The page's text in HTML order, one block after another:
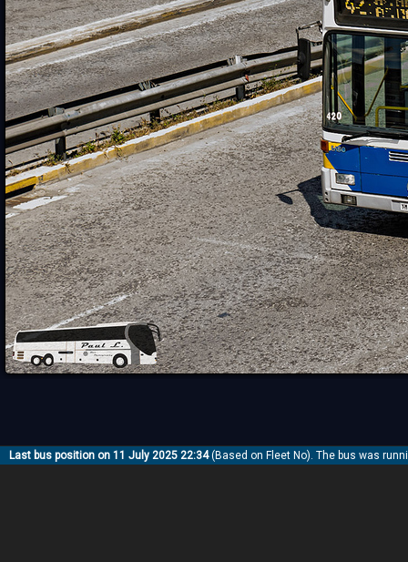
Last bus position on 11 July 2025 22:34(Based on Fleet No). The bus was